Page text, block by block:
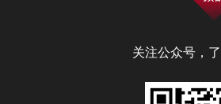
关注公众号，